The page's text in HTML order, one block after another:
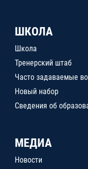
ШКОЛА
Школа
Тренерский штаб
Часто задаваемые
Новый набор
Сведения об
МЕДИА
Новости